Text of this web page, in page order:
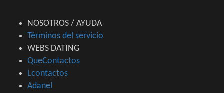
NOSOTROS / AYUDA
Términos del servicio
WEBS DATING
QueContactos
Lcontactos
Adanel